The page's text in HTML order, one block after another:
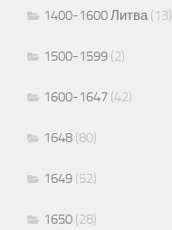
1400-1600 Литва(13)
1500-1599 (2)
1600-1647 (42)
1648 (80)
1649 (52)
1650 (28)